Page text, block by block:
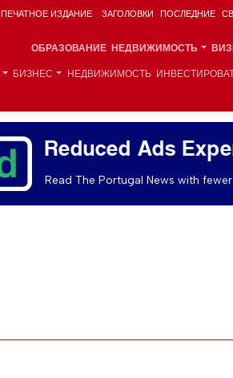
ПЕЧАТНОЕ ИЗДАНИЕ ЗАГОЛОВКИ ПОСЛЕДНИЕ
ОБРАЗОВАНИЕ НЕДВИЖИМОСТЬ
БИЗНЕС НЕДВИЖИМОСТЬ
Reduced Ads
Read The Portugal News with